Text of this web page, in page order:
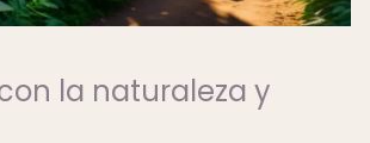
la naturaleza y